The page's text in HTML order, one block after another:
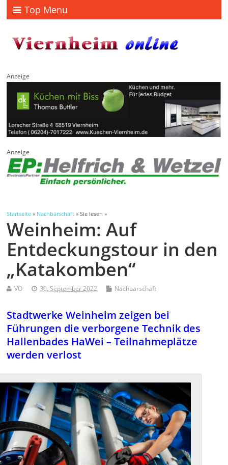
Top Menu
Anzeige
Anzeige
Startseite » Nachbarschaft » Sie lesen »
Weinheim: Auf
Entdeckungstour in den
„Katakomben“
VO 30. September 2022 Nachbarschaft
Stadtwerke Weinheim zeigen bei
Führungen die verborgene Technik des
Hallenbades HaWei – Teilnahmeplätze
werden verlost